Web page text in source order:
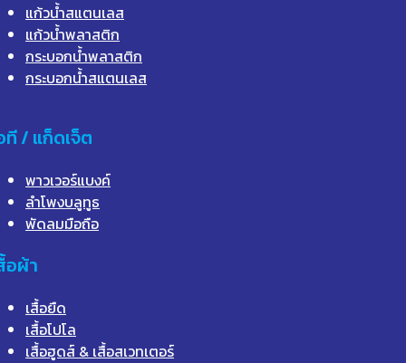
แก้วน้ำสแตนเลส
แก้วน้ำพลาสติก
กระบอกน้ำพลาสติก
กระบอกน้ำสแตนเลส
ที / แก็ดเจ็ต
พาวเวอร์แบงค์
ลำโพงบลูทูธ
พัดลมมือถือ
อผ้า
เสื้อยืด
เสื้อโปโล
เสื้อฮูดส์ & เสื้อสเวทเตอร์